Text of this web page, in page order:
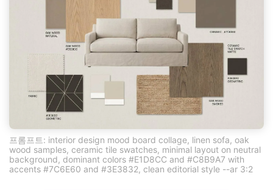
프롬프트: interior design mood board collage, linen sofa, oak
wood samples, ceramic tile swatches, minimal layout on neutral
background, dominant colors #E1D8CC and #C8B9A7 with
accents #7C6E60 and #3E3832, clean editorial style --ar 3:2